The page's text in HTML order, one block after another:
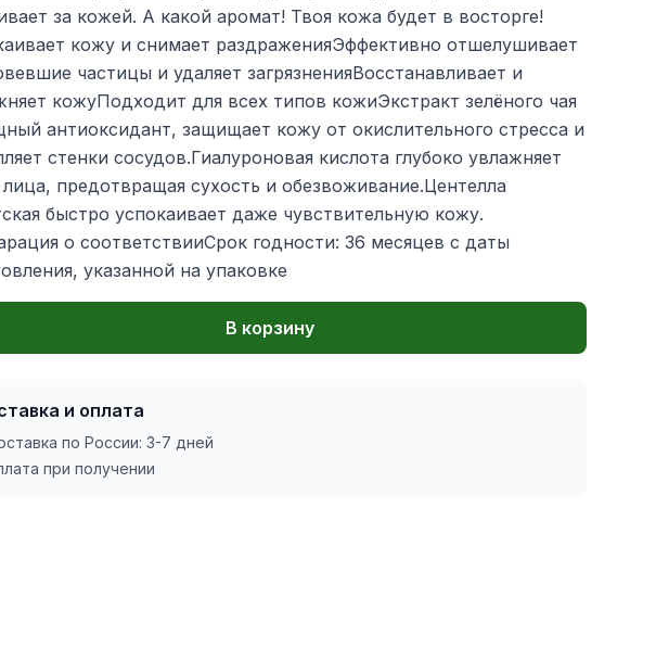
за кожей. А какой аромат! Твоя кожа будет в восторге!
кожу и снимает раздраженияЭффективно отшелушивает
частицы и удаляет загрязненияВосстанавливает и
кожуПодходит для всех типов кожиЭкстракт зелёного чая
антиоксидант, защищает кожу от окислительного стресса и
стенки сосудов.Гиалуроновая кислота глубоко увлажняет
предотвращая сухость и обезвоживание.Центелла
быстро успокаивает даже чувствительную кожу.
о соответствииСрок годности: 36 месяцев с даты
указанной на упаковке
В корзину
и оплата
по России: 3-7 дней
при получении